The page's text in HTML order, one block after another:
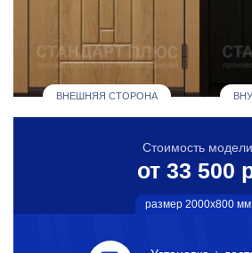
ВНЕШНЯЯ СТОРОНА
Стоимость
от 33 500
размер 2000х800